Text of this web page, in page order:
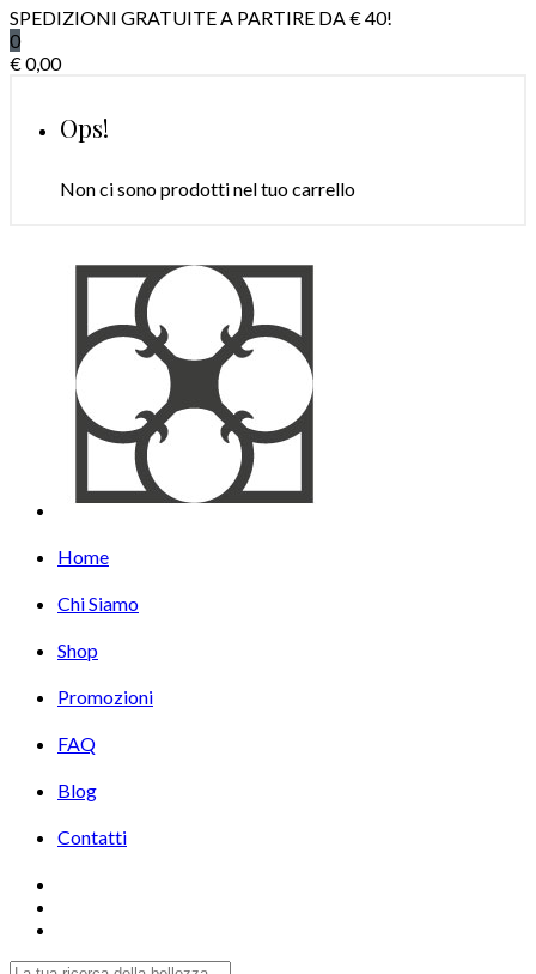
SPEDIZIONI GRATUITE A PARTIRE DA € 40!
0
€0,00
Ops!
Non ci sono prodotti nel tuo carrello
Home
Chi Siamo
Shop
Promozioni
FAQ
Blog
Contatti